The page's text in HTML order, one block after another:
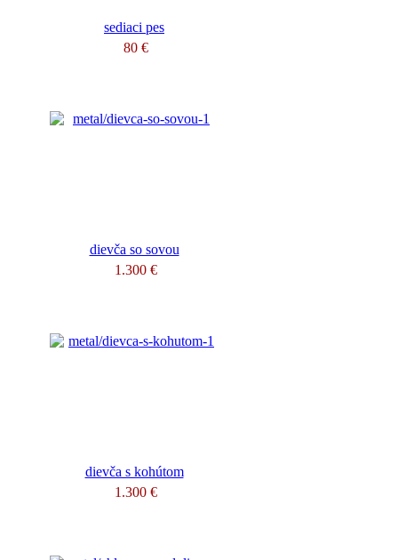
sediaci pes
80 €
dievča so sovou
1.300 €
dievča s kohútom
1.300 €